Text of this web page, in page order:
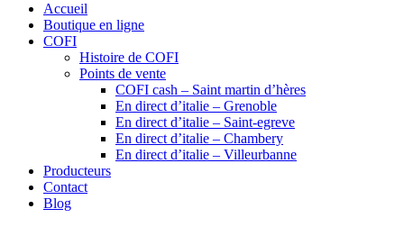
Accueil
Boutique en ligne
COFI
Histoire de COFI
Points de vente
COFI cash – Saint martin d’hères
En direct d’italie – Grenoble
En direct d’italie – Saint-egreve
En direct d’italie – Chambery
En direct d’italie – Villeurbanne
Producteurs
Contact
Blog